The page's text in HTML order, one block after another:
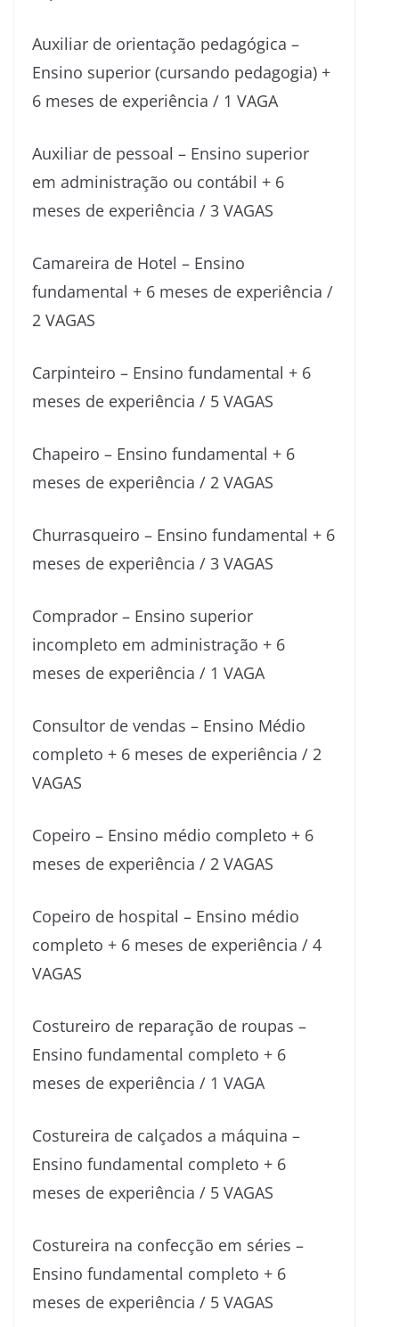
Auxiliar de orientação pedagógica –
Ensino superior (cursando pedagogia) +
6 meses de experiência / 1 VAGA
Auxiliar de pessoal – Ensino superior
em administração ou contábil + 6
meses de experiência / 3 VAGAS
Camareira de Hotel – Ensino
fundamental + 6 meses de experiência /
2 VAGAS
Carpinteiro – Ensino fundamental + 6
meses de experiência / 5 VAGAS
Chapeiro – Ensino fundamental + 6
meses de experiência / 2 VAGAS
Churrasqueiro – Ensino fundamental + 6
meses de experiência / 3 VAGAS
Comprador – Ensino superior
incompleto em administração + 6
meses de experiência / 1 VAGA
Consultor de vendas – Ensino Médio
completo + 6 meses de experiência / 2
VAGAS
Copeiro – Ensino médio completo + 6
meses de experiência / 2 VAGAS
Copeiro de hospital – Ensino médio
completo + 6 meses de experiência / 4
VAGAS
Costureiro de reparação de roupas –
Ensino fundamental completo + 6
meses de experiência / 1 VAGA
Costureira de calçados a máquina –
Ensino fundamental completo + 6
meses de experiência / 5 VAGAS
Costureira na confecção em séries –
Ensino fundamental completo + 6
meses de experiência / 5 VAGAS